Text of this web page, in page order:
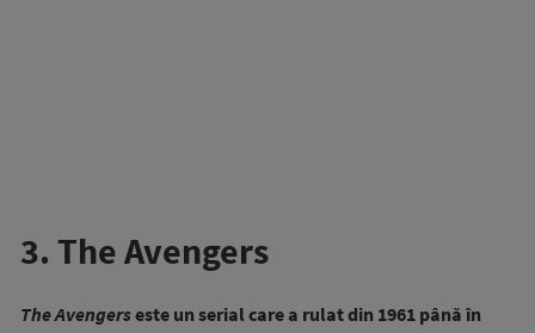
3. The Avengers
The Avengerseste un serial care a rulat din 1961 până în